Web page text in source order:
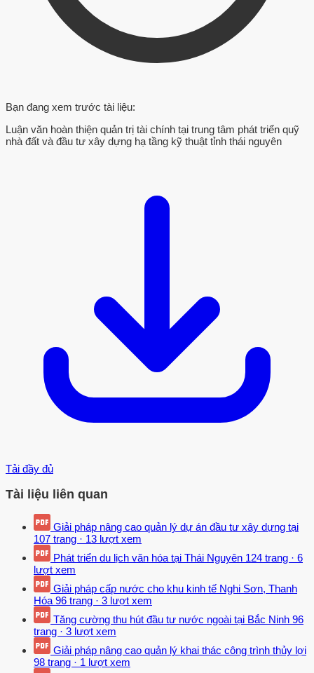
Bạn đang xem trước tài liệu:
Luận văn hoàn thiện quản trị tài chính tại trung tâm phát triển quỹ
nhà đất và đầu tư xây dựng hạ tầng kỹ thuật tỉnh thái nguyên
Tải đầy đủ
Tài liệu liên quan
Giải pháp nâng cao quản lý dự án đầu tư xây dựng tại
107 trang · 13 lượt xem
Phát triển du lịch văn hóa tại Thái Nguyên 124 trang · 6
lượt xem
Giải pháp cấp nước cho khu kinh tế Nghi Sơn, Thanh
Hóa 96 trang · 3 lượt xem
Tăng cường thu hút đầu tư nước ngoài tại Bắc Ninh 96
trang · 3 lượt xem
Giải pháp nâng cao quản lý khai thác công trình thủy lợi
98 trang · 1 lượt xem